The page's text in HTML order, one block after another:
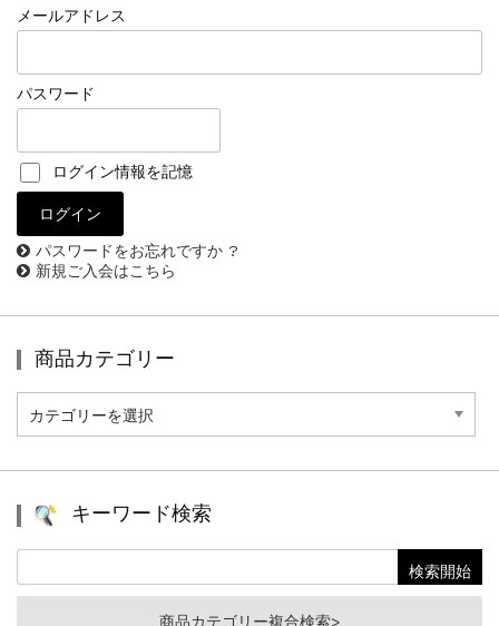
メールアドレス
パスワード
ログイン情報を記憶
パスワードをお忘れですか ?
新規ご入会はこちら
商品カテゴリー
商
品
カ
キーワード検索
商品カテゴリー複合検索>